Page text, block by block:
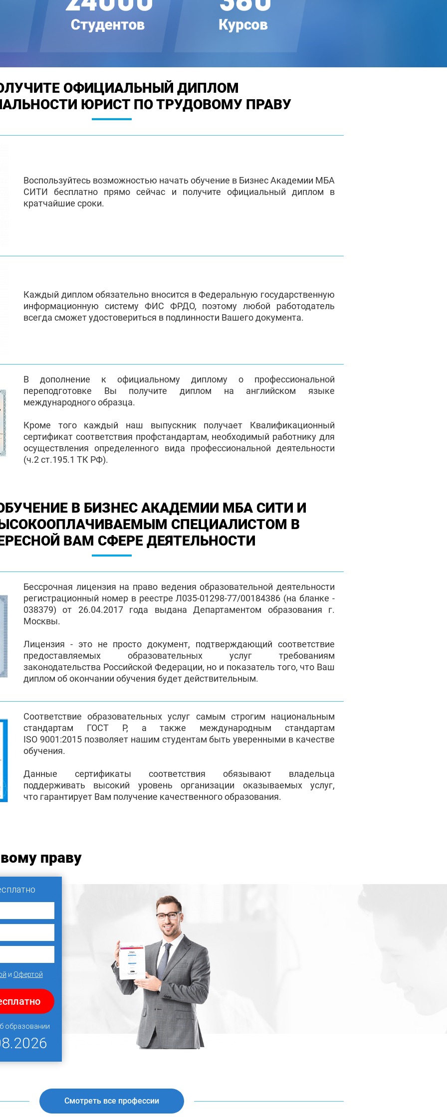
ОФИЦИАЛЬНЫЙ ДИПЛОМ
ЮРИСТ ПО ТРУДОВОМУ ПРАВУ
Воспользуйтесь возможностью начать обучение в Бизнес Академии МБА
СИТИ бесплатно прямо сейчас и получите официальный диплом в
кратчайшие сроки.
Каждый диплом обязательно вносится в Федеральную государственную
информационную систему ФИС ФРДО, поэтому любой работодатель
всегда сможет удостовериться в подлинности Вашего документа.
В дополнение к официальному диплому о профессиональной
переподготовке Вы получите диплом на английском языке
международного образца.
Кроме того каждый наш выпускник получает Квалификационный
сертификат соответствия профстандартам, необходимый работнику для
осуществления определенного вида профессиональной деятельности
(ч.2 ст.195.1 ТК РФ).
В БИЗНЕС АКАДЕМИИ МБА СИТИ И
СПЕЦИАЛИСТОМ В
ВАМ СФЕРЕ ДЕЯТЕЛЬНОСТИ
Бессрочная лицензия на право ведения образовательной деятельности
регистрационный номер в реестре Л035-01298-77/00184386 (на бланке -
038379) от 26.04.2017 года выдана Департаментом образования г.
Москвы.
Лицензия - это не просто документ, подтверждающий соответствие
предоставляемых образовательных услуг требованиям
законодательства Российской Федерации, но и показатель того, что Ваш
диплом об окончании обучения будет действительным.
Соответствие образовательных услуг самым строгим национальным
стандартам ГОСТ Р, а также международным стандартам
ISO 9001:2015 позволяет нашим студентам быть уверенными в качестве
обучения.
Данные сертификаты соответствия обязывают владельца
поддерживать высокий уровень организации оказываемых услуг,
что гарантирует Вам получение качественного образования.
праву
и Офертой
образовании
Смотреть все профессии